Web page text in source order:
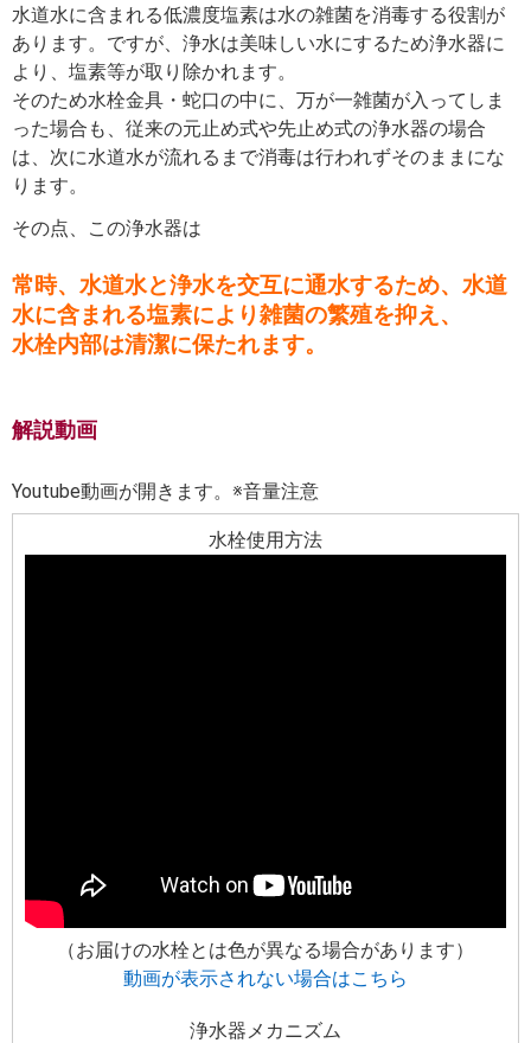
水道水に含まれる低濃度塩素は水の雑菌を消毒する役割が
あります。ですが、浄水は美味しい水にするため浄水器に
より、塩素等が取り除かれます。
そのため水栓金具・蛇口の中に、万が一雑菌が入ってしま
った場合も、従来の元止め式や先止め式の浄水器の場合
は、次に水道水が流れるまで消毒は行われずそのままにな
ります。
その点、この浄水器は
常時、水道水と浄水を交互に通水するため、水道
水に含まれる塩素により雑菌の繁殖を抑え、
水栓内部は清潔に保たれます。
解説動画
Youtube動画が開きます。※音量注意
水栓使用方法
（お届けの水栓とは色が異なる場合があります）
動画が表示されない場合はこちら
浄水器メカニズム